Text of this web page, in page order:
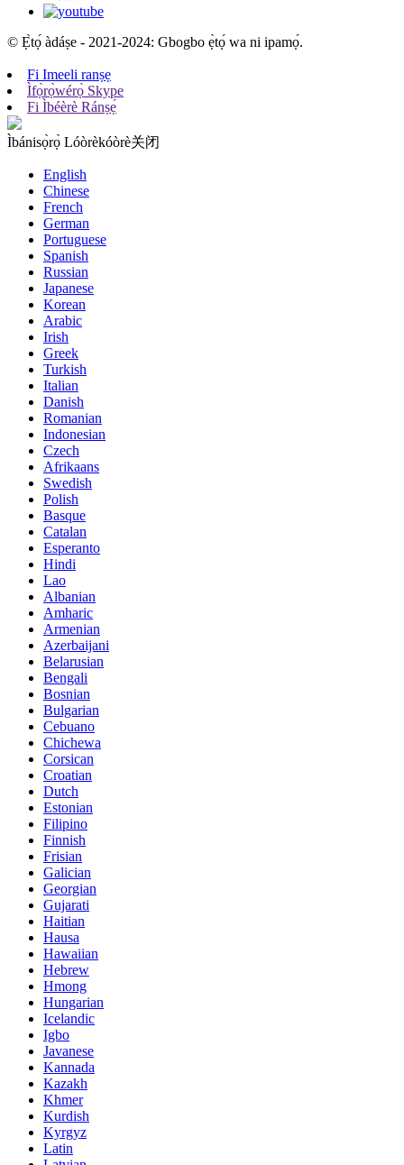
© Ẹ̀tọ́ àdáṣe - 2021-2024: Gbogbo ẹ̀tọ́ wa ni ipamọ́.
Fi Imeeli ranṣẹ
Ìfọ̀rọ̀wérọ̀ Skype
Fi Ìbéèrè Ránṣẹ́
Ìbánisọ̀rọ̀ Lóòrèkóòrè关闭
English
Chinese
French
German
Portuguese
Spanish
Russian
Japanese
Korean
Arabic
Irish
Greek
Turkish
Italian
Danish
Romanian
Indonesian
Czech
Afrikaans
Swedish
Polish
Basque
Catalan
Esperanto
Hindi
Lao
Albanian
Amharic
Armenian
Azerbaijani
Belarusian
Bengali
Bosnian
Bulgarian
Cebuano
Chichewa
Corsican
Croatian
Dutch
Estonian
Filipino
Finnish
Frisian
Galician
Georgian
Gujarati
Haitian
Hausa
Hawaiian
Hebrew
Hmong
Hungarian
Icelandic
Igbo
Javanese
Kannada
Kazakh
Khmer
Kurdish
Kyrgyz
Latin